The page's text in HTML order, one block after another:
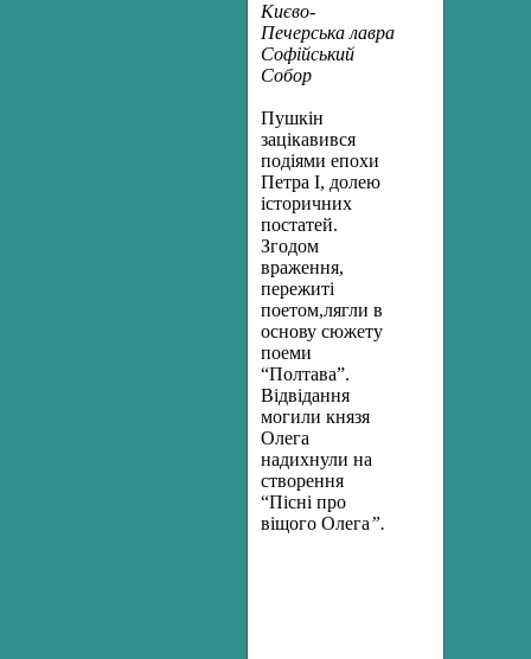
Києво-
Печерська лавра
Софійський
Собор
Пушкін
зацікавився
подіями епохи
Петра І, долею
історичних
постатей.
Згодом
враження,
пережиті
поетом,лягли в
основу сюжету
поеми
“Полтава”.
Відвідання
могили князя
Олега
надихнули на
створення
“Пісні про
віщого Олега”.